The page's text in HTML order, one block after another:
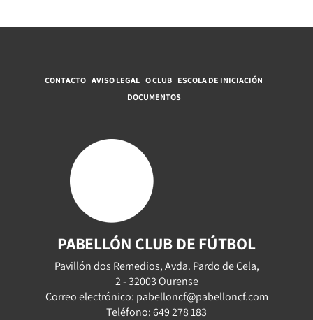
CONTACTO AVISO LEGAL O CLUB ESCOLA DE INICIACIÓN
DOCUMENTOS
PABELLÓN CLUB DE FÚTBOL
Pavillón dos Remedios, Avda. Pardo de Cela,
2 - 32003 Ourense
Correo electrónico: pabelloncf@pabelloncf.com
Teléfono: 649 278 183